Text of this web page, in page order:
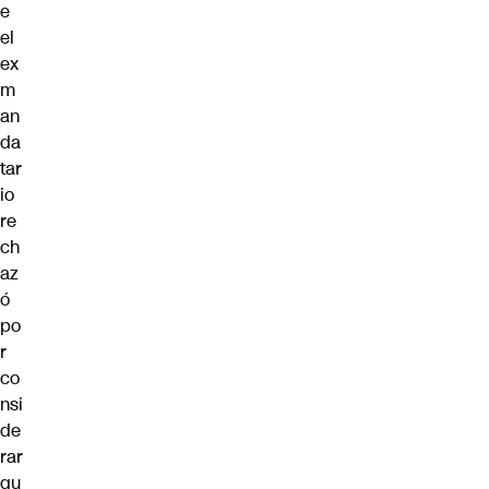
e
el
ex
m
an
da
tar
io
re
ch
az
ó
po
r
co
nsi
de
rar
qu